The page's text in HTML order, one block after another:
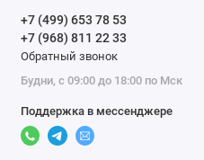
+7 (499) 653 78 53
+7 (968) 811 22 33
Обратный звонок
Будни, с 09:00 до 18:00 по Мск
Поддержка в мессенджере